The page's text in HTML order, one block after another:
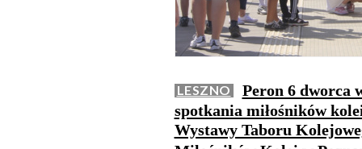
LESZNO
Peron 6 dworca
spotkania miłośników
Wystawy Taboru